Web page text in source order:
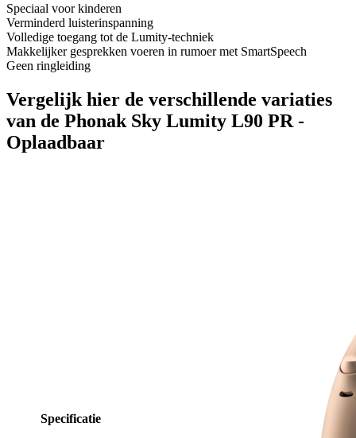
Speciaal voor kinderen
Verminderd luisterinspanning
Volledige toegang tot de Lumity-techniek
Makkelijker gesprekken voeren in rumoer met SmartSpeech
Geen ringleiding
Vergelijk hier de verschillende variaties
van de Phonak Sky Lumity L90 PR -
Oplaadbaar
Specificatie